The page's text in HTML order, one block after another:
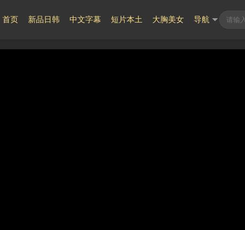
首页 新品日韩 中文字幕 短片本土 大胸美女 导航